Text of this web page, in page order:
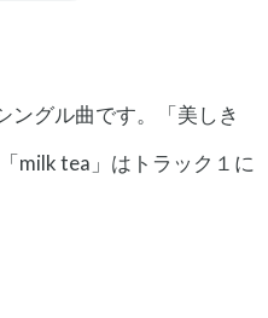
ングル曲です。「美しき
milk tea」はトラック１に